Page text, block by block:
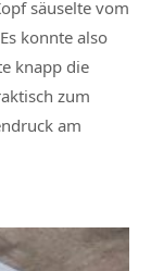
säuselte vom
konnte also
knapp die
zum
am